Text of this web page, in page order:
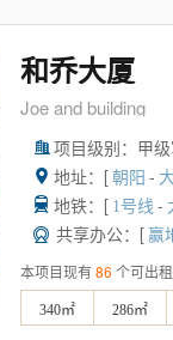
和乔大厦
Joe and building
 项目级别：甲
 地址：[ 朝阳 -
 地铁：[ 1号线 -
 共享办公：[ 赢
本项目现有86 个可出
340㎡ 286㎡